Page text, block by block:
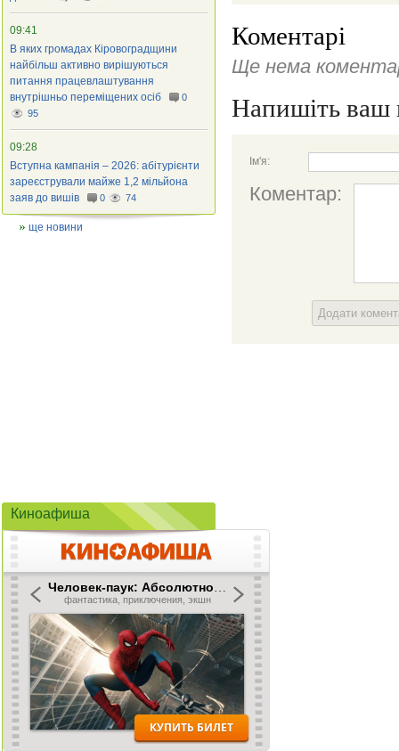
Коментарі
Ще нема
Напишіть ваш
Ім'я:
Коментар:
Додати
09:41
В яких громадах Кіровоградщини
найбільш активно вирішуються
питання працевлаштування
внутрішньо переміщених осіб
0
95
09:28
Вступна кампанія – 2026: абітурієнти
зареєстрували майже 1,2 мільйона
заяв до вишів
0 74
ще новини
Киноафиша